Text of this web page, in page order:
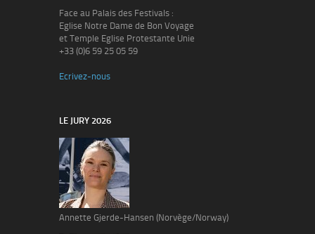
Face au Palais des Festivals :
Eglise Notre Dame de Bon Voyage
et Temple Eglise Protestante Unie
+33 (0)6 59 25 05 59
Ecrivez-nous
LE JURY 2026
Annette Gjerde-Hansen (Norvège/Norway)